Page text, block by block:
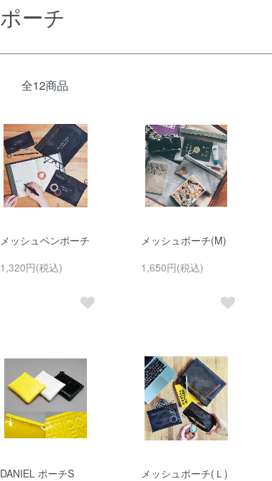
ポーチ
全12商品
メッシュペンポーチ
1,320円(税込)
メッシュポーチ(M)
1,650円(税込)
DANIEL ポーチS
メッシュポーチ(Ｌ)